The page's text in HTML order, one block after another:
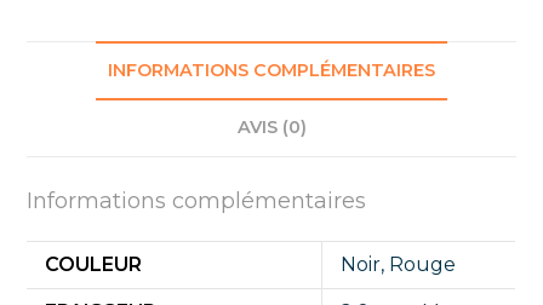
INFORMATIONS COMPLÉMENTAIRES
AVIS (0)
Informations complémentaires
COULEUR Noir, Rouge